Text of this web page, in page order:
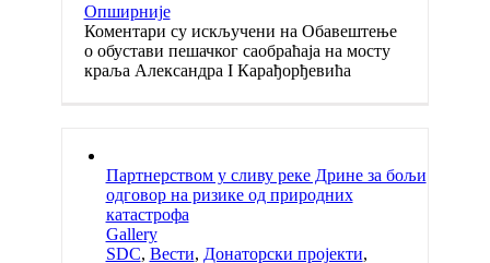
Опширније
Коментари су искључени на Обавештење
о обустави пешачког саобраћаја на мосту
краља Александра I Карађорђевића
Партнерством у сливу реке Дрине за бољи
одговор на ризике од природних
катастрофа
Gallery
SDC, Вести, Донаторски пројекти,